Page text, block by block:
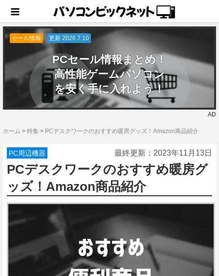
セール情報 更新 2026.7.10
PCセール情報まとめ！
高性能ゲームパソコン
を安く手に入れよう！
AD
ホーム > 特集 > PCデスクワークのおすすめ暖房グッズ！Amazon商品紹介
PC周辺機器 最終更新： 2023年11月13日
PCデスクワークのおすすめ暖房グ
ッズ！Amazon商品紹介